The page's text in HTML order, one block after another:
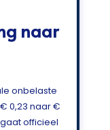
naar
onbelaste
0,23 naar €
officieel